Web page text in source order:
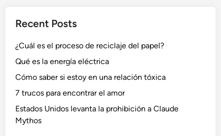
Recent Posts
¿Cuál es el proceso de reciclaje del papel?
Qué es la energía eléctrica
Cómo saber si estoy en una relación tóxica
7 trucos para encontrar el amor
Estados Unidos levanta la prohibición a Claude
Mythos